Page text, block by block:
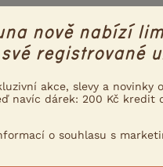
ale vím, že dělal rozbor
stream a vyhrála
výborné, bohužel
nově nabízí
registrované
akce, slevy a novinky
navíc dárek: 200 Kč kredit
o souhlasu s